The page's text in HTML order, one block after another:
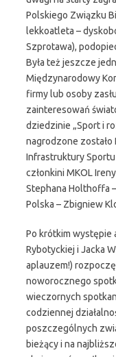
Polskiego Związku
lekkoatleta –
Szprotawa),
Była też jeszcze
Międzynarodowy
firmy lub osoby
zainteresowań
dziedzinie „Sport i
nagrodzone
Infrastruktury Sportu
członkini MKOL
Stephana Holthoffa
Polska – Zbigniew
Po krótkim występie
Rybotyckiej i Jacka
aplauzem!)
noworocznego
wieczornych
codziennej
poszczególnych
bieżący i na